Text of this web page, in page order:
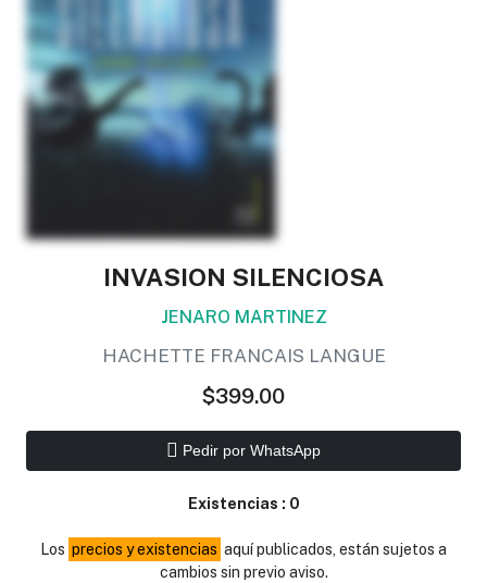
INVASION SILENCIOSA
JENARO MARTINEZ
HACHETTE FRANCAIS LANGUE
$399.00
Pedir por WhatsApp
Existencias : 0
Los precios y existencias aquí publicados, están sujetos a
cambios sin previo aviso.